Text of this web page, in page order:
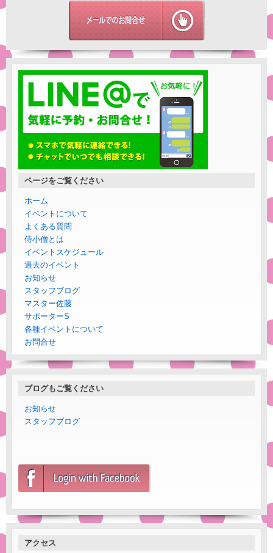
ページをご覧ください
ホーム
イベントについて
よくある質問
侍小僧とは
イベントスケジュール
過去のイベント
お知らせ
スタッフブログ
マスター佐藤
サポーターS
各種イベントについて
お問合せ
ブログもご覧ください
お知らせ
スタッフブログ
アクセス